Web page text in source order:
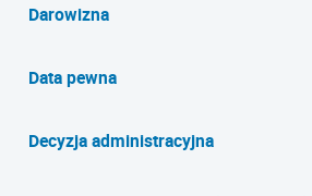
Darowizna
Data pewna
Decyzja administracyjna